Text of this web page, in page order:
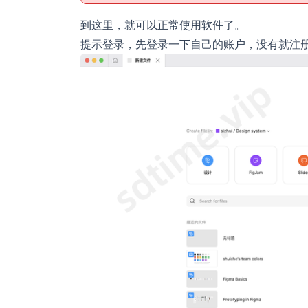
到这里，就可以正常使用软件了。
提示登录，先登录一下自己的账户，没有就注